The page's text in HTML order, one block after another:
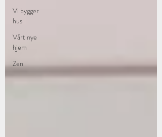
Vi bygger
hus
Vårt nye
hjem
Zen